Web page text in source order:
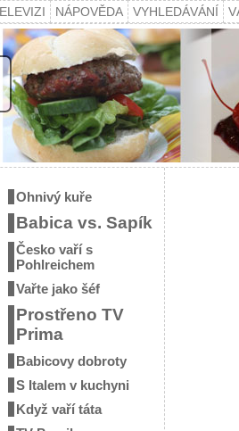
NÁPOVĚDA VYHLEDÁVÁNÍ
Ohnivý kuře
Babica vs. Sapík
Česko vaří s
Pohlreichem
Vařte jako šéf
Prostřeno TV
Prima
Babicovy dobroty
S Italem v kuchyni
Když vaří táta